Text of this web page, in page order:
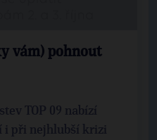
vám) pohnout
TOP 09 nabízí
i při nejhlubší krizi